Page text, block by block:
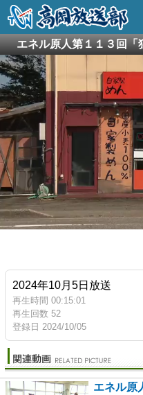
エネル原人第１１３回「
2024年10月5日放送
再生時間 00:15:01
再生回数 52
登録日 2024/10/05
エネル原